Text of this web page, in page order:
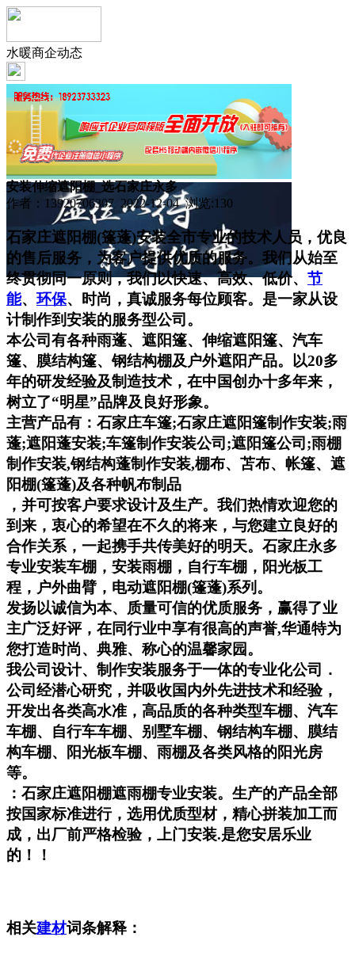
水暖商企动态
安装伸缩遮阳棚_选石家庄永多
作者：13920706307 2022-12-04 浏览:130
石家庄遮阳棚(篷蓬)安装全市专业的技术人员，优良
的售后服务，为客户提供优质的服务。我们从始至
终贯彻同一原则，我们以快速、高效、低价、 节
能、环保、时尚，真诚服务每位顾客。是一家从设
计制作到安装的服务型公司。
本公司有各种雨蓬、遮阳篷、伸缩遮阳篷、汽车
篷、膜结构篷、钢结构棚及户外遮阳产品。以20多
年的研发经验及制造技术，在中国创办十多年来，
树立了“明星”品牌及良好形象。
主营产品有：石家庄车篷;石家庄遮阳篷制作安装;雨
蓬;遮阳蓬安装;车篷制作安装公司;遮阳篷公司;雨棚
制作安装,钢结构蓬制作安装,棚布、苫布、帐篷、遮
阳棚(篷蓬)及各种帆布制品
，并可按客户要求设计及生产。我们热情欢迎您的
到来，衷心的希望在不久的将来，与您建立良好的
合作关系，一起携手共传美好的明天。石家庄永多
专业安装车棚，安装雨棚，自行车棚，阳光板工
程，户外曲臂，电动遮阳棚(篷蓬)系列。
发扬以诚信为本、质量可信的优质服务，赢得了业
主广泛好评，在同行业中享有很高的声誉,华通特为
您打造时尚、典雅、称心的温馨家园。
我公司设计、制作安装服务于一体的专业化公司．
公司经潜心研究，并吸收国内外先进技术和经验，
开发出各类高水准，高品质的各种类型车棚、汽车
车棚、自行车车棚、别墅车棚、钢结构车棚、膜结
构车棚、阳光板车棚、雨棚及各类风格的阳光房
等。
：石家庄遮阳棚遮雨棚专业安装。生产的产品全部
按国家标准进行，选用优质型材，精心拼装加工而
成，出厂前严格检验，上门安装.是您安居乐业
的！！
相关建材词条解释：